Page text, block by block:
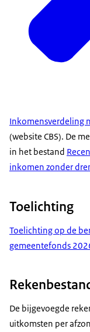
Inkomensverdeling
(website CBS). De
in het bestand
inkomen zonder
Toelichting
Toelichting op de
gemeentefonds
De bijgevoegde
uitkomsten per